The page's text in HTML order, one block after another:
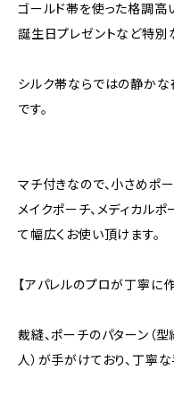
ゴールド帯を使った格調高
誕生日プレゼントなど特別
シルク帯ならではの静かな
です。
マチ付きなので、小さめポ
メイクポーチ、メディカル
て幅広くお使い頂けます。
【アパレルのプロが丁寧に
裁縫、ポーチのパターン（
人）が手がけており、丁寧